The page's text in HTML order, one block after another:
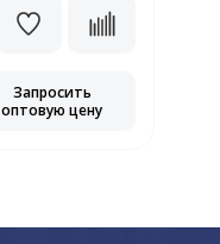
Запросить
оптовую цену